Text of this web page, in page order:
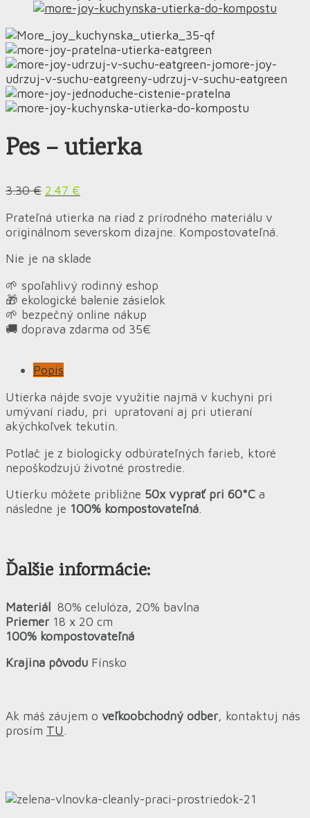
Pes – utierka
3.30€ 2.47 €
Prateľná utierka na riad z prírodného materiálu v
originálnom severskom dizajne. Kompostovateľná.
Nie je na sklade
🌱 spoľahlivý rodinný eshop
🎁 ekologické balenie zásielok
🌱 bezpečný online nákup
🚚 doprava zdarma od 35€
Popis
Utierka nájde svoje využitie najmä v kuchyni pri
umývaní riadu, pri upratovaní aj pri utieraní
akýchkoľvek tekutín.
Potlač je z biologicky odbúrateľných farieb, ktoré
nepoškodzujú životné prostredie.
Utierku môžete približne 50x vyprať pri 60°C a
následne je 100% kompostovateľná.
Ďalšie informácie:
Materiál 80% celulóza, 20% bavlna
Priemer 18 x 20 cm
100% kompostovateľná
Krajina pôvodu Fínsko
Ak máš záujem o veľkoobchodný odber, kontaktuj nás
prosím TU.